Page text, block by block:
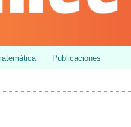
Publicaciones